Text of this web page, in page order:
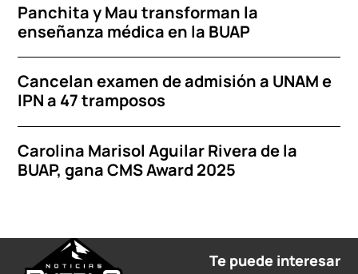
Panchita y Mau transforman la
enseñanza médica en la BUAP
Cancelan examen de admisión a UNAM e
IPN a 47 tramposos
Carolina Marisol Aguilar Rivera de la
BUAP, gana CMS Award 2025
Te puede interesar